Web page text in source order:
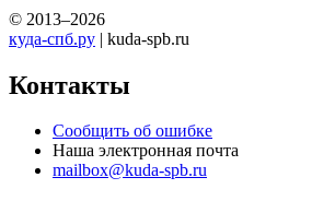
© 2013–2026
куда-спб.ру | kuda-spb.ru
Контакты
Сообщить об ошибке
Наша электронная почта
mailbox@kuda-spb.ru